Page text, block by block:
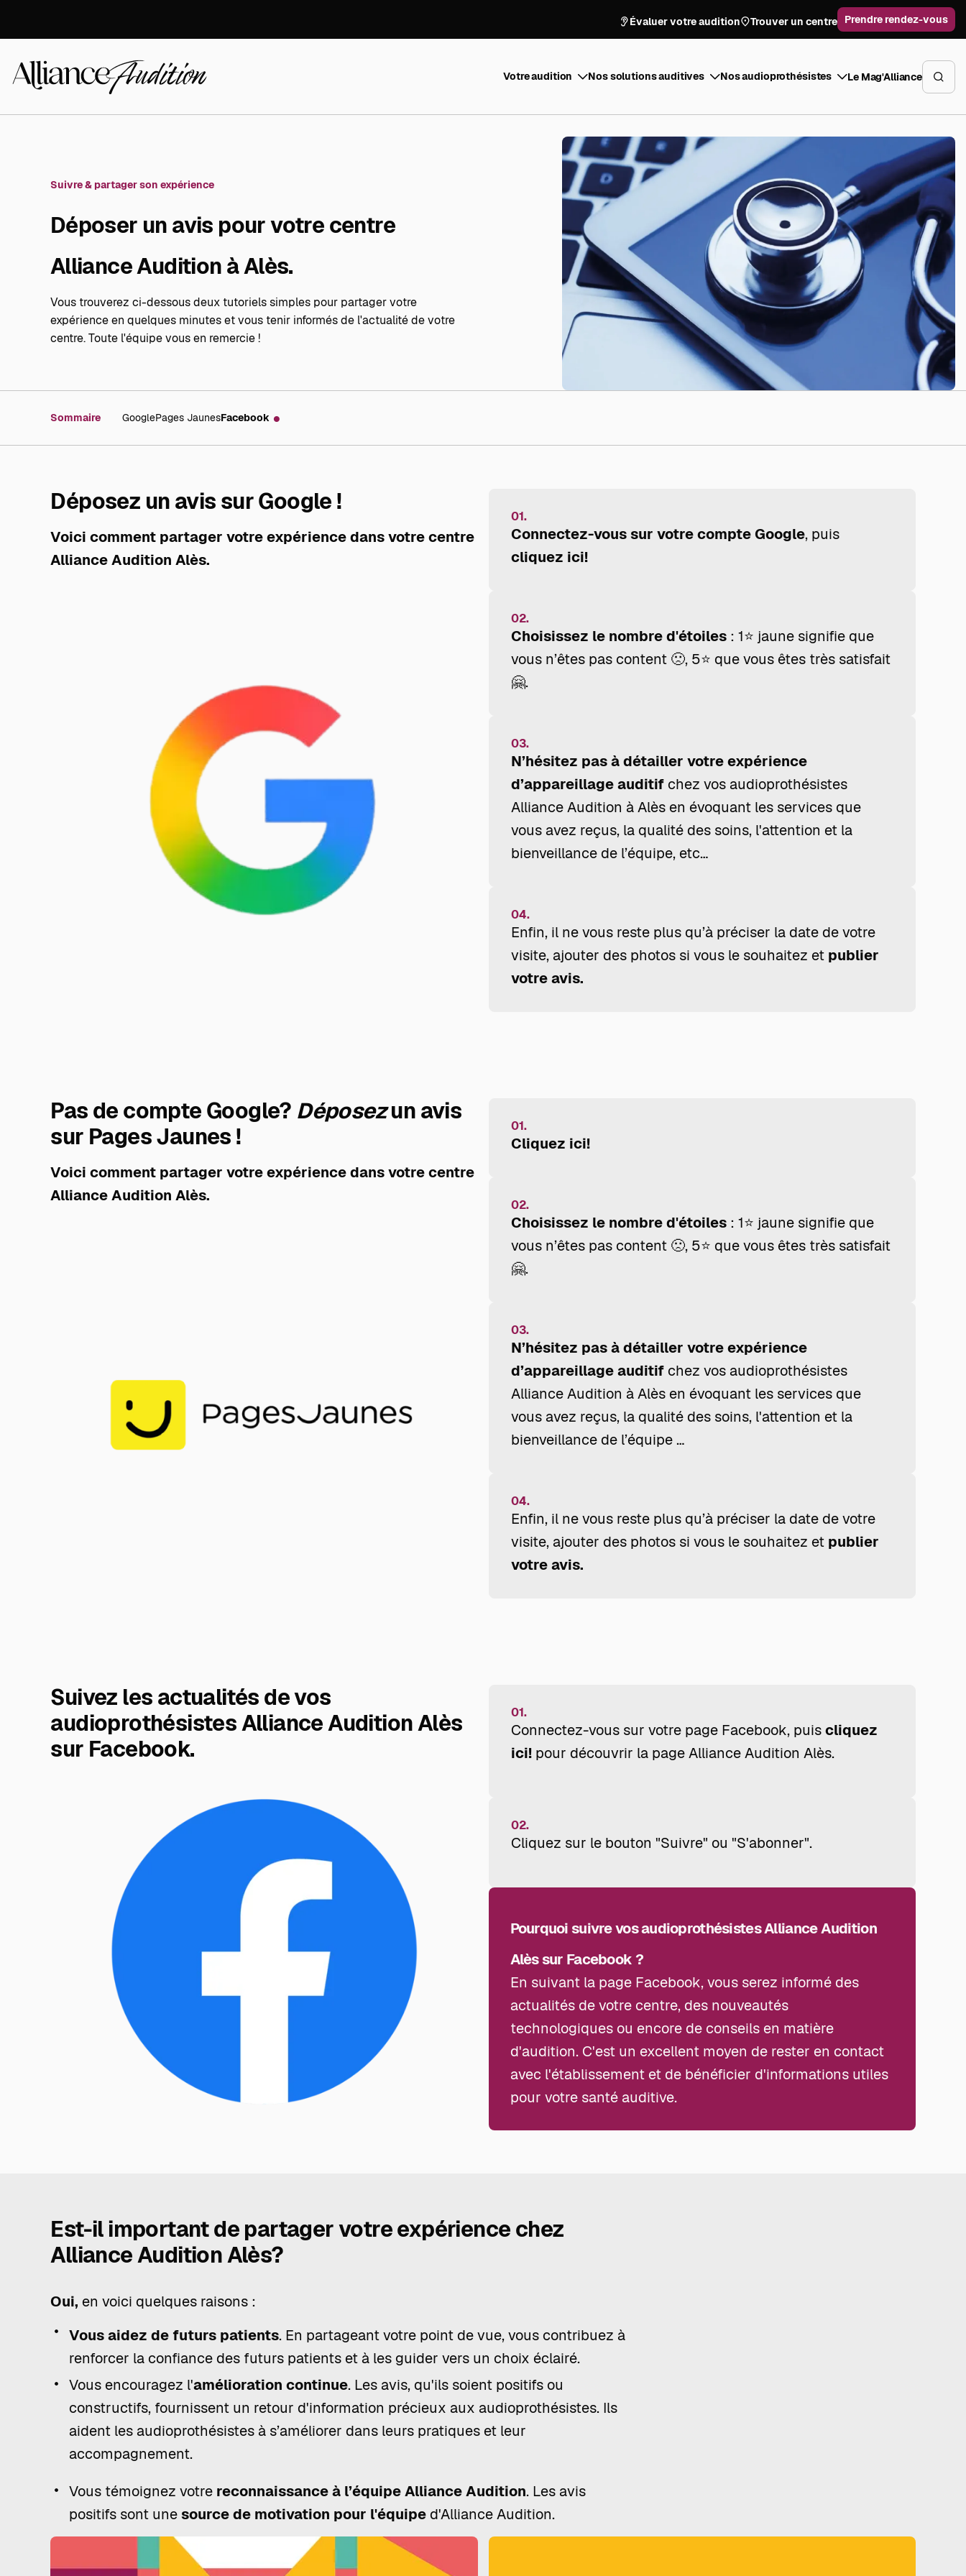
Évaluer votre audition Trouver un centre Prendre rendez-vous
Audition
Votre audition Nos solutions auditives Nos audioprothésistes Le Mag'Alliance
Suivre & partager son expérience
Déposer un avis pour votre centre
Alliance Audition à Alès.
Vous trouverez ci-dessous deux tutoriels simples pour partager votre
expérience en quelques minutes et vous tenir informés de l'actualité de votre
centre. Toute l'équipe vous en remercie !
Sommaire GooglePages JaunesFacebook
Déposez un avis sur Google !
Voici comment partager votre expérience dans votre centre
Alliance Audition Alès.
01.
Connectez-vous sur votre compte Google, puis
cliquez ici!
02.
Choisissez le nombre d'étoiles: 1⭐ jaune signifie que
vous n’êtes pas content 🙁, 5⭐ que vous êtes très satisfait
🤗.
03.
N’hésitez pas à détailler votre expérience
d’appareillage auditifchez vos audioprothésistes
Alliance Audition à Alès en évoquant les services que
vous avez reçus, la qualité des soins, l'attention et la
bienveillance de l’équipe, etc…
04.
Enfin, il ne vous reste plus qu’à préciser la date de votre
visite, ajouter des photos si vous le souhaitez et publier
votre avis.
Pas de compte Google? Déposezun avis
sur Pages Jaunes !
Voici comment partager votre expérience dans votre centre
Alliance Audition Alès.
01.
Cliquez ici!
02.
Choisissez le nombre d'étoiles: 1⭐ jaune signifie que
vous n’êtes pas content 🙁, 5⭐ que vous êtes très satisfait
🤗.
03.
N’hésitez pas à détailler votre expérience
d’appareillage auditifchez vos audioprothésistes
Alliance Audition à Alès en évoquant les services que
vous avez reçus, la qualité des soins, l'attention et la
bienveillance de l’équipe …
04.
Enfin, il ne vous reste plus qu’à préciser la date de votre
visite, ajouter des photos si vous le souhaitez et publier
votre avis.
Suivez les actualités de vos
audioprothésistes Alliance Audition Alès
sur Facebook.
01.
Connectez-vous sur votre page Facebook, puiscliquez
ici!pour découvrir la page Alliance Audition Alès.
02.
Cliquez sur le bouton "Suivre" ou "S'abonner".
Pourquoi suivre vos audioprothésistes Alliance Audition
Alès sur Facebook ?
En suivant la page Facebook, vous serez informé des
actualités de votre centre, des nouveautés
technologiques ou encore de conseils en matière
d'audition. C'est un excellent moyen de rester en contact
avec l'établissement et de bénéficier d'informations utiles
pour votre santé auditive.
Est-il important de partager votre expérience chez
Alliance Audition Alès?
Oui, en voici quelques raisons :
Vous aidez de futurs patients. En partageant votre point de vue, vous contribuez à
renforcer la confiance des futurs patients et à les guider vers un choix éclairé.
Vous encouragez l'amélioration continue. Les avis, qu'ils soient positifs ou
constructifs, fournissent un retour d'information précieux aux audioprothésistes. Ils
aident les audioprothésistes à s’améliorer dans leurs pratiques et leur
accompagnement.
Vous témoignez votre reconnaissance à l’équipe Alliance Audition. Les avis
positifs sont unesource de motivation pour l'équiped'Alliance Audition.